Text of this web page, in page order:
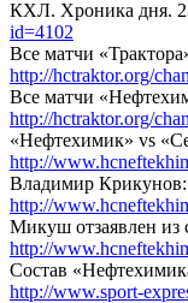
КХЛ. Хроника дня.
id=4102
Все матчи
http://hctraktor.org/
Все матчи
http://hctraktor.org/
«Нефтехимик» vs
http://
Владимир Крикунов:
http://
Микуш отзаявлен из
http://
Состав
http://www.sport-